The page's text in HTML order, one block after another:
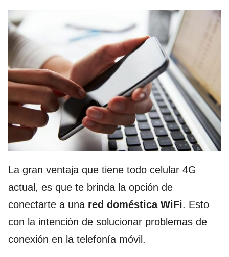
La gran ventaja que tiene todo celular 4G
actual, es que te brinda la opción de
conectarte a una red doméstica WiFi. Esto
con la intención de solucionar problemas de
conexión en la telefonía móvil.